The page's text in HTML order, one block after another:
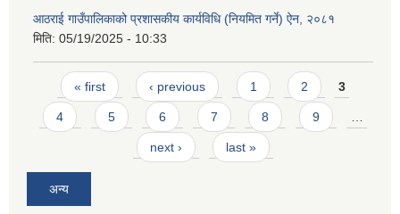
आठराई गाउँपालिकाको प्रशासकीय कार्यविधि (नियमित गर्ने) ऐन, २०८१
मिति: 05/19/2025 - 10:33
Pages
« first ‹ previous 1 2 3
4 5 6 7 8 9 …
next › last »
अन्य